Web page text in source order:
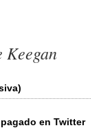
en Twitter